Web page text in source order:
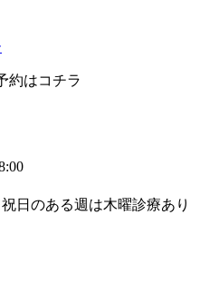
約はコチラ
日のある週は木曜診療あり